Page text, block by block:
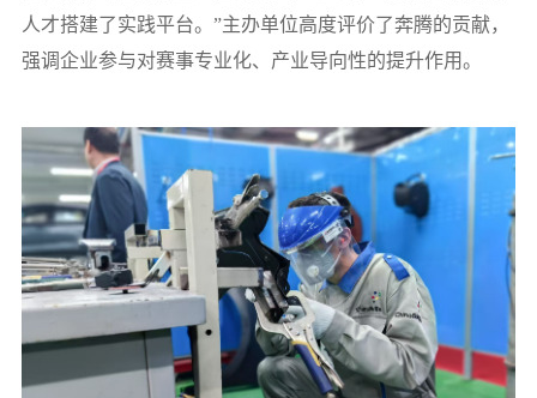
人才搭建了实践平台。”主办单位高度评价了奔腾的贡献，
强调企业参与对赛事专业化、产业导向性的提升作用。